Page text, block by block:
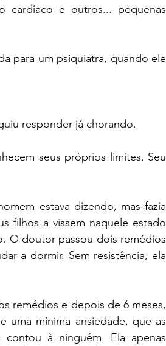
cardíaco e outros... pequenas
para um psiquiatra, quando ele
responder já chorando.
seus próprios limites. Seu
estava dizendo, mas fazia
filhos a vissem naquele estado
O doutor passou dois remédios
a dormir. Sem resistência, ela
remédios e depois de 6 meses,
uma mínima ansiedade, que as
à ninguém. Ela apenas